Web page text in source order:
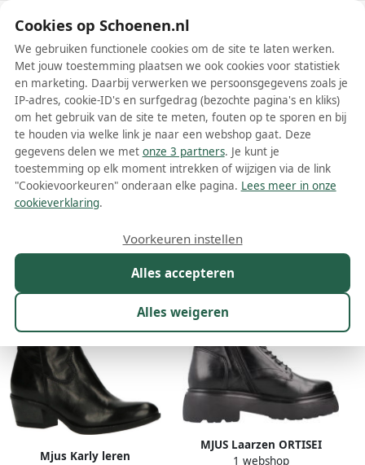
Schoenen.nl
Wis filters Alle filters
Zwarte Mjus dames enkellaarsjes
Meer lezen
20%
Mjus Karly leren
MJUS Laarzen ORTISEI
BOOTS
1 webshop
Cookies op Schoenen.nl
We gebruiken functionele cookies om de site te laten werken.
Met jouw toestemming plaatsen we ook cookies voor statistiek
en marketing. Daarbij verwerken we persoonsgegevens zoals je
IP-adres, cookie-ID's en surfgedrag (bezochte pagina's en kliks)
om het gebruik van de site te meten, fouten op te sporen en bij
te houden via welke link je naar een webshop gaat. Deze
gegevens delen we met onze 3 partners. Je kunt je
toestemming op elk moment intrekken of wijzigen via de link
"Cookievoorkeuren" onderaan elke pagina. Lees meer in onze
cookieverklaring.
Alles accepteren
Alles weigeren
Voorkeuren instellen